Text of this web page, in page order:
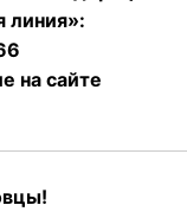
линия»:
на сайте